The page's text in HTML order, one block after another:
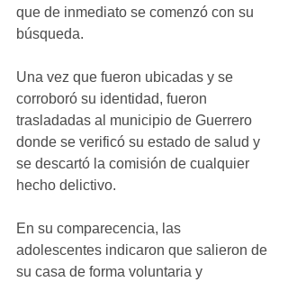
que de inmediato se comenzó con su
búsqueda.
Una vez que fueron ubicadas y se
corroboró su identidad, fueron
trasladadas al municipio de Guerrero
donde se verificó su estado de salud y
se descartó la comisión de cualquier
hecho delictivo.
En su comparecencia, las
adolescentes indicaron que salieron de
su casa de forma voluntaria y